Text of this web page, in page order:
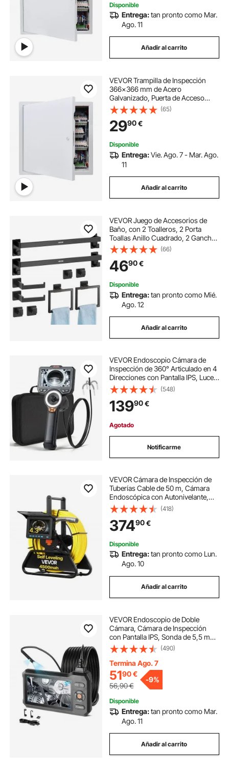
Disponible
Entrega:tan pronto como Mar.
Ago. 11
Añadir al carrito
VEVOR Trampilla de Inspección
366x366 mm de Acero
Galvanizado, Puerta de Acceso
para Paneles de Yeso, con Pestillo
de Destornillador, para Instalación
de Fontanería y Electricidad en
Techos, Blanco
(65)
2990€
Disponible
Entrega:Vie. Ago. 7 - Mar. Ago.
11
Añadir al carrito
VEVOR Juego de Accesorios de
Baño, con 2 Toalleros, 2 Porta
Toallas Anillo Cuadrado, 2 Ganchos
de 4 Piezas y 2 Portarrollos de
Papel Higiénico, en Pared, Negro
Mate, 10 uds, 595 x 100 x 80 mm
(66)
4690€
Disponible
Entrega:tan pronto como Mié.
Ago. 12
Añadir al carrito
VEVOR Endoscopio Cámara de
Inspección de 360° Articulado en 4
Direcciones con Pantalla IPS, Luces
LED, Sonda de 3,9 mm, 32 GB,
Cable de 1,5 m, Zoom Multinivel,
3000 mAh, para Fontanería y
Automoción
(548)
13990€
Agotado
Notificarme
VEVOR Cámara de Inspección de
Tuberías Cable de 50 m, Cámara
Endoscópica con Autonivelante,
Pantalla HD 1080P, Resistente al
Agua IP68, con 12 LED y Tarjeta de
16 GB para Alcantarillado
Fontanería
(418)
37490€
Disponible
Entrega:tan pronto como Lun.
Ago. 10
Añadir al carrito
VEVOR Endoscopio de Doble
Cámara, Cámara de Inspección
con Pantalla IPS, Sonda de 5,5 mm,
Batería 3000 mAh, Cable de 5 m,
32 GB, Luces LED, Zoom 8X para
Motores, HVAC, Tuberías,
Automoción, Fontanería
(490)
Termina Ago. 7
5190€
56,90€
-9%
Disponible
Entrega:tan pronto como Mar.
Ago. 11
Añadir al carrito